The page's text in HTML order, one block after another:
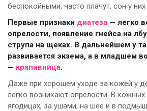
беспокойными, часто плачут, сон у
Первые признаки диатеза — легко
опрелости, появление гнейса на
струпа на щеках. В дальнейшем у
развивается экзема, а в младшем
— крапивница.
Даже при хорошем уходе за кожей у
легко возникают опрелости. В кожных
ягодицах, за ушами, на шее и в